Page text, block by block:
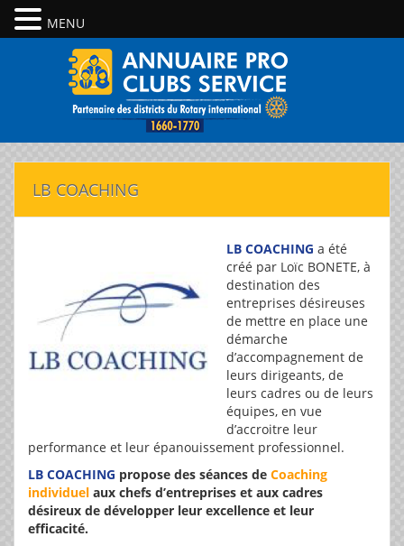
LB COACHING
LB COACHING a été
créé par Loïc BONETE, à
destination des
entreprises désireuses
de mettre en place une
démarche
d’accompagnement de
leurs dirigeants, de
leurs cadres ou de leurs
équipes, en vue
d’accroitre leur
performance et leur épanouissement professionnel.
LB COACHING propose des séances de Coaching
individuel aux chefs d’entreprises et aux cadres
désireux de développer leur excellence et leur
efficacité.
MENU